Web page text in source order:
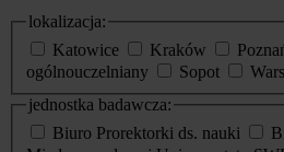
lokalizacja:
Katowice
Kraków
ogólnouczelniany
Sopot
jednostka badawcza:
Biuro Prorektorki ds. nauki